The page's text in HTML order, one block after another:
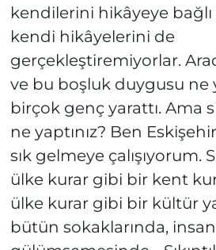
kendilerini hikâyeye
kendi hikâyelerini de
gerçekleştiremiyorlar.
ve bu boşluk duygusu ne
birçok genç yarattı. Ama
ne yaptınız? Ben Eskişehir
sık gelmeye çalışıyorum.
ülke kurar gibi bir kent
ülke kurar gibi bir kültür
bütün sokaklarında,